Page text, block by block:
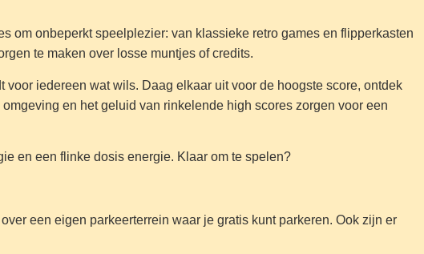
om onbeperkt speelplezier: van klassieke retro games en flipperkasten
te maken over losse muntjes of credits.
iedereen wat wils. Daag elkaar uit voor de hoogste score, ontdek
en het geluid van rinkelende high scores zorgen voor een
en een flinke dosis energie. Klaar om te spelen?
een eigen parkeerterrein waar je gratis kunt parkeren. Ook zijn er